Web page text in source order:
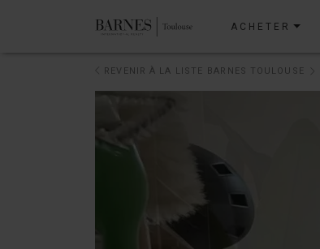
ACHETER
BARNES TOULOUSE
REVENIR À LA LISTE